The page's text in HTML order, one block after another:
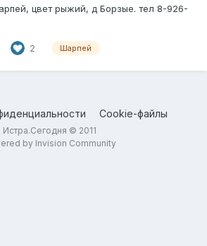
цвет рыжий, д Борзые. тел 8-926-
2 Шарпей
Cookie-файлы
Истра.Сегодня © 2011
by Invision Community